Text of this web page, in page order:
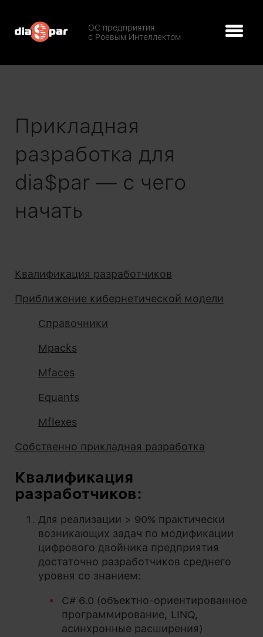
ОС предприятия
с Роевым Интеллектом
Прикладная
разработка для
dia$par — с чего
начать
Квалификация разработчиков
Приближение кибернетической модели
Справочники
Mpacks
Mfaces
Equants
Mflexes
Собственно прикладная разработка
Квалификация
разработчиков:
Для реализации > 90% практически
возникающих задач по модификации
цифрового двойника предприятия
достаточно разработчиков среднего
уровня со знанием:
C# 6.0 (объектно-ориентированное
программирование, LINQ,
асинхронные расширения)